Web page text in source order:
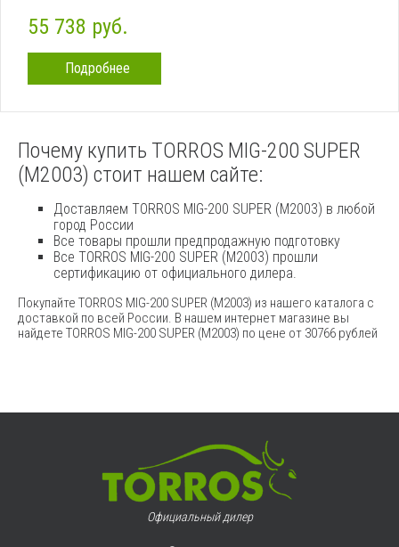
55 738 руб.
Подробнее
Почему купить TORROS MIG-200 SUPER
(M2003) стоит нашем сайте:
Доставляем TORROS MIG-200 SUPER (M2003) в любой
город России
Все товары прошли предпродажную подготовку
Все TORROS MIG-200 SUPER (M2003) прошли
сертификацию от официального дилера.
Покупайте TORROS MIG-200 SUPER (M2003) из нашего каталога с
доставкой по всей России. В нашем интернет магазине вы
найдете TORROS MIG-200 SUPER (M2003) по цене от 30766 рублей
Официальный дилер